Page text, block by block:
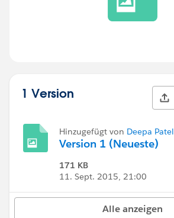
1 Version
Hinzugefügt von Deepa Patel
Version 1 (Neueste)
171 KB
11. Sept. 2015, 21:00
Alle anzeigen